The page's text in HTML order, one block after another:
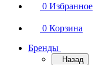
0 Избранное
0 Корзина
Бренды
Назад